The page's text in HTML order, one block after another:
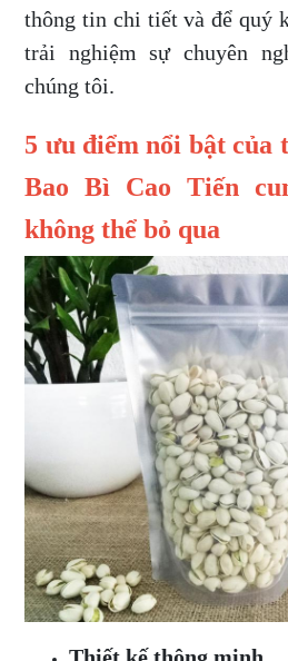
thông tin chi tiết và để quý
trải nghiệm sự chuyên
chúng tôi.
5 ưu điểm nổi bật của
Bao Bì Cao Tiến
không thể bỏ qua